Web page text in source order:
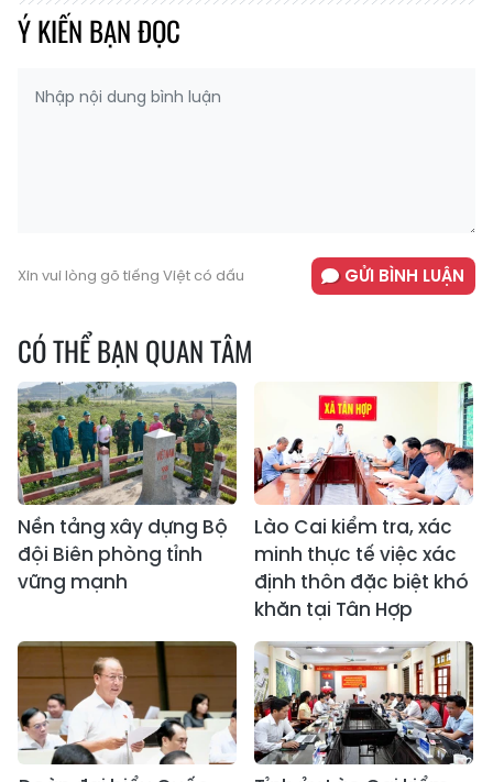
Ý KIẾN BẠN ĐỌC
Xin vui lòng gõ tiếng Việt có dấu GỬI BÌNH LUẬN
CÓ THỂ BẠN QUAN TÂM
Nền tảng xây dựng Bộ
đội Biên phòng tỉnh
vững mạnh
Lào Cai kiểm tra, xác
minh thực tế việc xác
định thôn đặc biệt khó
khăn tại Tân Hợp